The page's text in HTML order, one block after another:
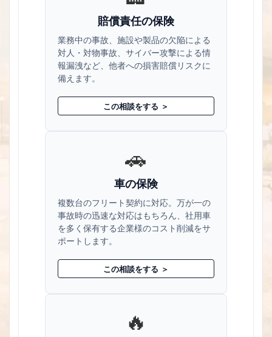
賠償責任の保険
業務中の事故、施設や製品の欠陥による
対人・対物事故、サイバー攻撃による情
報漏洩など、他者への損害賠償リスクに
備えます。
この相談をする ＞
🚗
車の保険
複数台のフリート契約に対応。万が一の
事故時の迅速な対応はもちろん、社用車
を多く保有する企業様のコスト削減をサ
ポートします。
この相談をする ＞
🔥